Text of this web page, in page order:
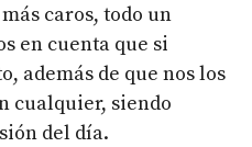
caros, todo un
en cuenta que si
además de que nos los
cualquier, siendo
del día.